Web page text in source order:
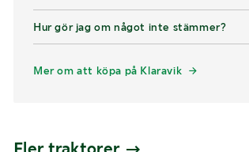
Hur gör jag om något inte stämmer?
Mer om att köpa på Klaravik